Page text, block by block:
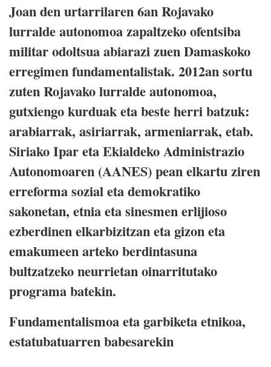
Joan den urtarrilaren 6an Rojavako
lurralde autonomoa zapaltzeko ofentsiba
militar odoltsua abiarazi zuen Damaskoko
erregimen fundamentalistak. 2012an sortu
zuten Rojavako lurralde autonomoa,
gutxiengo kurduak eta beste herri batzuk:
arabiarrak, asiriarrak, armeniarrak, etab.
Siriako Ipar eta Ekialdeko Administrazio
Autonomoaren (AANES) pean elkartu ziren
erreforma sozial eta demokratiko
sakonetan, etnia eta sinesmen erlijioso
ezberdinen elkarbizitzan eta gizon eta
emakumeen arteko berdintasuna
bultzatzeko neurrietan oinarritutako
programa batekin.
Fundamentalismoa eta garbiketa etnikoa,
estatubatuarren babesarekin